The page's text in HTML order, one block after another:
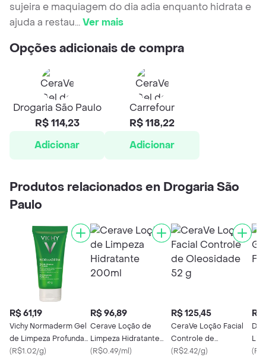
sujeira e maquiagem do dia adia enquanto hidrata e
ajuda a restau...Ver mais
Opções adicionais de compra
Drogaria São Paulo
R$ 114,23
Adicionar
Carrefour
R$ 118,22
Adicionar
Produtos relacionados en Drogaria São
Paulo
R$ 61,19
Vichy Normaderm Gel
de Limpeza Profunda
Pele Oleosa 60g
(R$1.02/g)
R$ 96,89
Cerave Loção de
Limpeza Hidratante
200ml
(R$0.49/ml)
R$ 125,45
CeraVe Loção Facial
Controle de
Oleosidade 52 g
(R$2.42/g)
R$
(